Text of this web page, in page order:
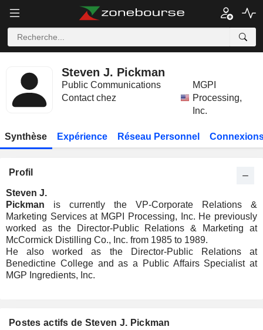
Steven J. Pickman
Public Communications
Contact chez
MGPI
Processing,
Inc.
Synthèse Expérience Réseau Personnel
Profil
Steven J.
Pickman is currently the VP-Corporate Relations &
Marketing Services at MGPI Processing, Inc. He previously
worked as the Director-Public Relations & Marketing at
McCormick Distilling Co., Inc. from 1985 to 1989.
He also worked as the Director-Public Relations at
Benedictine College and as a Public Affairs Specialist at
MGP Ingredients, Inc.
Postes actifs de Steven J. Pickman